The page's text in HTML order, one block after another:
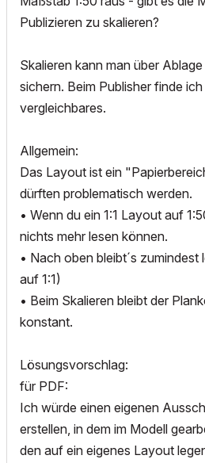
Publizieren zu skalieren?
Skalieren kann man über
sichern. Beim Publisher finde
vergleichbares.
Allgemein:
Das Layout ist ein
dürften problematisch werden.
• Wenn du ein 1:1 Layout auf
nichts mehr lesen können.
• Nach oben bleibt´s zumindest
auf 1:1)
• Beim Skalieren bleibt der
konstant.
Lösungsvorschlag:
für PDF:
Ich würde einen eigenen
erstellen, in dem im Modell
den auf ein eigenes Layout